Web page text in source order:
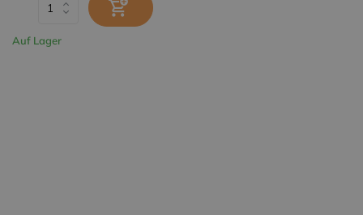
Auf Lager